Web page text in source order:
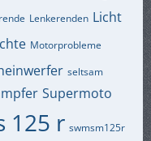
Lenkerenden Licht
Motorprobleme
seltsam
Supermoto
125 r swmsm125r